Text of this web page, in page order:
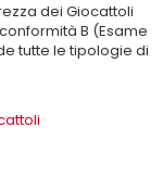
dei Giocattoli
B (Esame
tutte le tipologie di